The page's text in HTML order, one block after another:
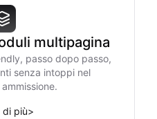
multipagina
passo dopo passo,
senza intoppi nel
di più>